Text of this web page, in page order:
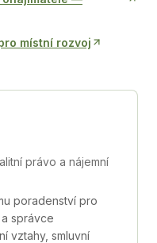
místní rozvoj
právo a nájemní
poradenství pro
správce
vztahy, smluvní